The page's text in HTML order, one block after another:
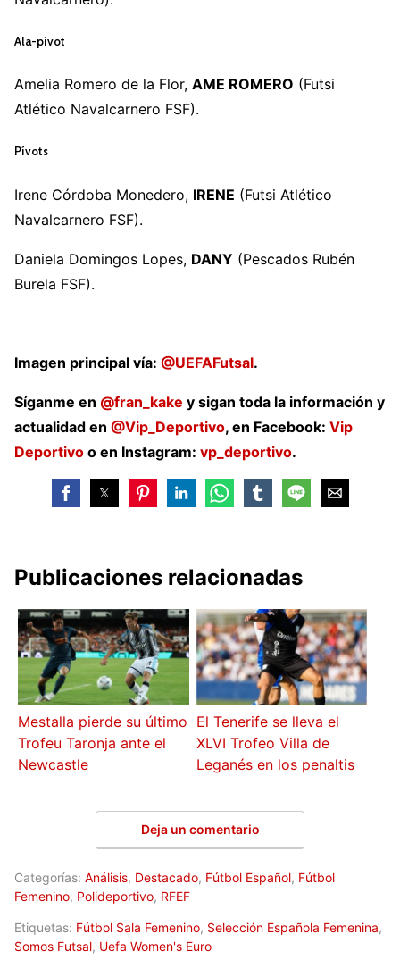
Ala-pívot
Amelia Romero de la Flor, AME ROMERO (Futsi
Atlético Navalcarnero FSF).
Pívots
Irene Córdoba Monedero, IRENE (Futsi Atlético
Navalcarnero FSF).
Daniela Domingos Lopes, DANY (Pescados Rubén
Burela FSF).
Imagen principal vía: @UEFAFutsal.
Síganme en @fran_kake y sigan toda la información y
actualidad en @Vip_Deportivo, en Facebook: Vip
Deportivo o en Instagram: vp_deportivo.
Publicaciones relacionadas
Mestalla pierde su último
Trofeu Taronja ante el
Newcastle
El Tenerife se lleva el
XLVI Trofeo Villa de
Leganés en los penaltis
Deja un comentario
Categorías: Análisis, Destacado, Fútbol Español, Fútbol
Femenino, Polideportivo, RFEF
Etiquetas: Fútbol Sala Femenino, Selección Española Femenina,
Somos Futsal, Uefa Women's Euro